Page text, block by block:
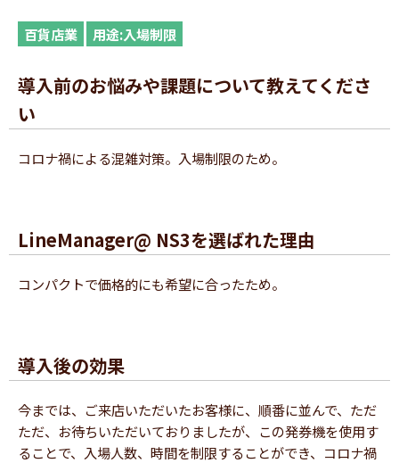
百貨店業 用途:入場制限
導入前のお悩みや課題について教えてくださ
い
コロナ禍による混雑対策。入場制限のため。
LineManager@ NS3を選ばれた理由
コンパクトで価格的にも希望に合ったため。
導入後の効果
今までは、ご来店いただいたお客様に、順番に並んで、ただ
ただ、お待ちいただいておりましたが、この発券機を使用す
ることで、入場人数、時間を制限することができ、コロナ禍